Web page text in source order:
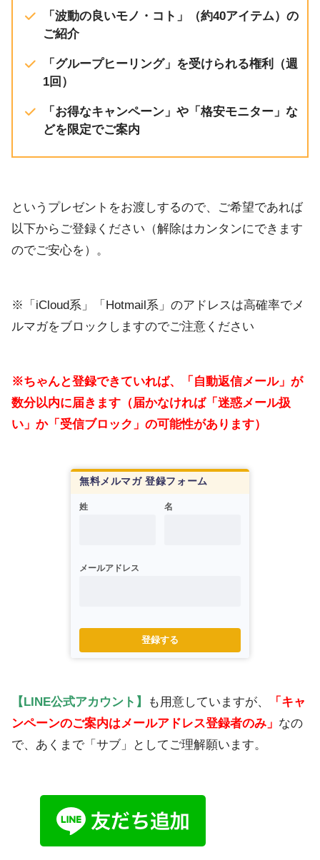
「波動の良いモノ・コト」（約40アイテム）の
ご紹介
「グループヒーリング」を受けられる権利（週
1回）
「お得なキャンペーン」や「格安モニター」な
どを限定でご案内
というプレゼントをお渡しするので、ご希望であれば
以下からご登録ください（解除はカンタンにできます
のでご安心を）。
※「iCloud系」「Hotmail系」のアドレスは高確率でメ
ルマガをブロックしますのでご注意ください
※ちゃんと登録できていれば、「自動返信メール」が
数分以内に届きます（届かなければ「迷惑メール扱
い」か「受信ブロック」の可能性があります）
無料メルマガ 登録フォーム
姓 名
メールアドレス
登録する
【LINE公式アカウント】 も用意していますが、
「キャ
ンペーンのご案内はメールアドレス登録者のみ」 なの
で、あくまで「サブ」としてご理解願います。